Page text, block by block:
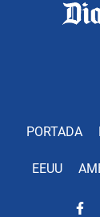
PORTADA
EEUU